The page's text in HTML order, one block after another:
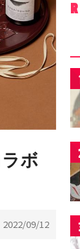
ボ
2022/09/12